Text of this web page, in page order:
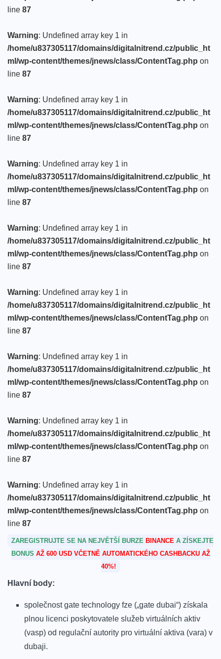
line 87
Warning: Undefined array key 1 in
/home/u837305117/domains/digitalnitrend.cz/public_ht
ml/wp-content/themes/jnews/class/ContentTag.php on
line 87
Warning: Undefined array key 1 in
/home/u837305117/domains/digitalnitrend.cz/public_ht
ml/wp-content/themes/jnews/class/ContentTag.php on
line 87
Warning: Undefined array key 1 in
/home/u837305117/domains/digitalnitrend.cz/public_ht
ml/wp-content/themes/jnews/class/ContentTag.php on
line 87
Warning: Undefined array key 1 in
/home/u837305117/domains/digitalnitrend.cz/public_ht
ml/wp-content/themes/jnews/class/ContentTag.php on
line 87
Warning: Undefined array key 1 in
/home/u837305117/domains/digitalnitrend.cz/public_ht
ml/wp-content/themes/jnews/class/ContentTag.php on
line 87
Warning: Undefined array key 1 in
/home/u837305117/domains/digitalnitrend.cz/public_ht
ml/wp-content/themes/jnews/class/ContentTag.php on
line 87
Warning: Undefined array key 1 in
/home/u837305117/domains/digitalnitrend.cz/public_ht
ml/wp-content/themes/jnews/class/ContentTag.php on
line 87
Warning: Undefined array key 1 in
/home/u837305117/domains/digitalnitrend.cz/public_ht
ml/wp-content/themes/jnews/class/ContentTag.php on
line 87
ZAREGISTRUJTE SE NA NEJVĚTŠÍ BURZE BINANCE A ZÍSKEJTE
BONUS AŽ 600 USD VČETNĚ AUTOMATICKÉHO CASHBACKU AŽ
40%!
Hlavní body:
společnost gate technology fze („gate dubai“) získala
plnou licenci poskytovatele služeb virtuálních aktiv
(vasp) od regulační autority pro virtuální aktiva (vara) v
dubaji.